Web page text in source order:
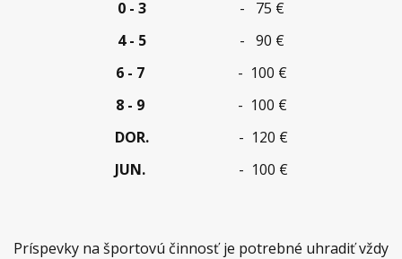
0 - 3
- 75 €
4 - 5
- 90 €
6 - 7
- 100 €
8 - 9
- 100 €
DOR.
- 120 €
JUN.
- 100 €
Príspevky na športovú činnosť je potrebné uhradiť vždy